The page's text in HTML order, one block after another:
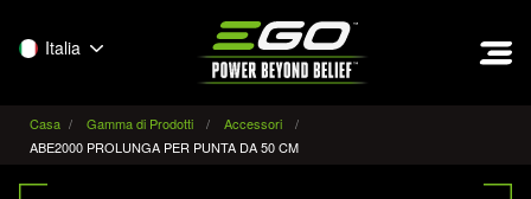
Italia
Casa Gamma di Prodotti
Accessori
ABE2000 PROLUNGA PER PUNTA DA 50 CM